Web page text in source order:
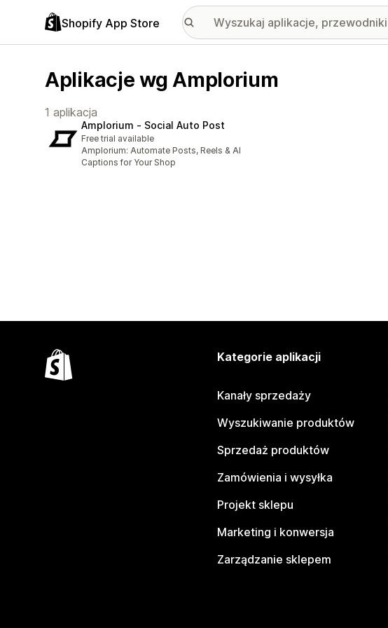
Shopify App Store
Aplikacje wg Amplorium
1 aplikacja
Amplorium ‑ Social Auto Post
Free trial available
Amplorium: Automate Posts, Reels & AI
Captions for Your Shop
Kategorie aplikacji
Kanały sprzedaży
Wyszukiwanie produktów
Sprzedaż produktów
Zamówienia i wysyłka
Projekt sklepu
Marketing i konwersja
Zarządzanie sklepem